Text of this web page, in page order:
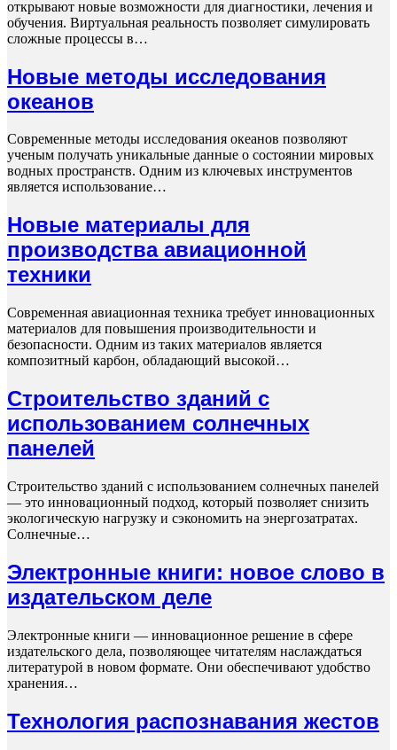
открывают новые возможности для диагностики, лечения и
обучения. Виртуальная реальность позволяет симулировать
сложные процессы в…
Новые методы исследования
океанов
Современные методы исследования океанов позволяют
ученым получать уникальные данные о состоянии мировых
водных пространств. Одним из ключевых инструментов
является использование…
Новые материалы для
производства авиационной
техники
Современная авиационная техника требует инновационных
материалов для повышения производительности и
безопасности. Одним из таких материалов является
композитный карбон, обладающий высокой…
Строительство зданий с
использованием солнечных
панелей
Строительство зданий с использованием солнечных панелей
— это инновационный подход, который позволяет снизить
экологическую нагрузку и сэкономить на энергозатратах.
Солнечные…
Электронные книги: новое слово в
издательском деле
Электронные книги — инновационное решение в сфере
издательского дела, позволяющее читателям наслаждаться
литературой в новом формате. Они обеспечивают удобство
хранения…
Технология распознавания жестов